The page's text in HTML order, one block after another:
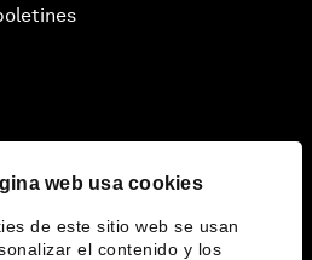
web usa cookies
de este sitio web se usan
el contenido y los